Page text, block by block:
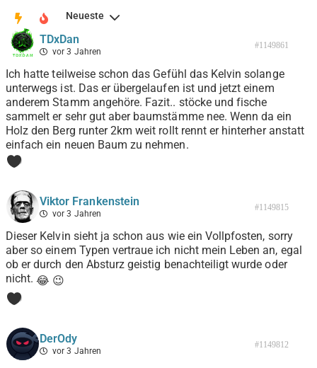
Neueste
TDxDan
vor 3 Jahren
#1149861
Ich hatte teilweise schon das Gefühl das Kelvin solange
unterwegs ist. Das er übergelaufen ist und jetzt einem
anderem Stamm angehöre. Fazit.. stöcke und fische
sammelt er sehr gut aber baumstämme nee. Wenn da ein
Holz den Berg runter 2km weit rollt rennt er hinterher anstatt
einfach ein neuen Baum zu nehmen.
0
Viktor Frankenstein
vor 3 Jahren
#1149815
Dieser Kelvin sieht ja schon aus wie ein Vollpfosten, sorry
aber so einem Typen vertraue ich nicht mein Leben an, egal
ob er durch den Absturz geistig benachteiligt wurde oder
nicht.😂 😉
0
DerOdy
vor 3 Jahren
#1149812